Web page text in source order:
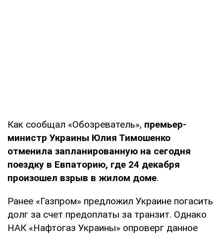
Как сообщал «Обозреватель», премьер-
министр Украины Юлия Тимошенко
отменила запланированную на сегодня
поездку в Евпаторию, где 24 декабря
произошел взрыв в жилом доме.
Ранее «Газпром» предложил Украине погасить
долг за счет предоплаты за транзит. Однако
НАК «Нафтогаз Украины» опроверг данное